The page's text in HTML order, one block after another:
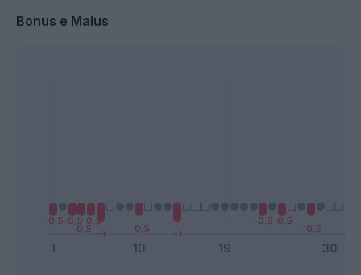
Bonus e Malus